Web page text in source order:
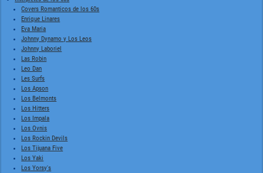
Covers Romanticos de los 60s
Enrique Linares
Eva Maria
Johnny Dynamo y Los Leos
Johnny Laboriel
Las Robin
Leo Dan
Les Surfs
Los Apson
Los Belmonts
Los Hitters
Los Impala
Los Ovnis
Los Rockin Devils
Los Tijuana Five
Los Yaki
Los Yorsy's